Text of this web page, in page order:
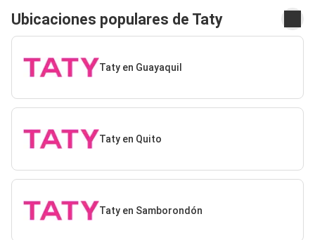
Ubicaciones populares de Taty
Taty en Guayaquil
Taty en Quito
Taty en Samborondón